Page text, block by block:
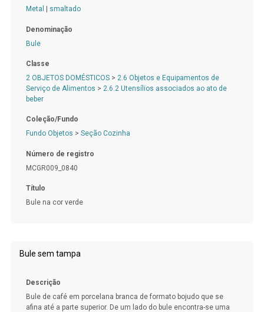
Metal
smaltado
Denominação
Bule
Classe
2 OBJETOS DOMÉSTICOS> 2.6 Objetos e Equipamentos de
Serviço de Alimentos > 2.6.2 Utensílios associados ao ato de
beber
Coleção/Fundo
Fundo Objetos > Seção Cozinha
Número de registro
MCGR009_0840
Título
Bule na cor verde
Bule sem tampa
Descrição
Bule de café em porcelana branca de formato bojudo que se
afina até a parte superior. De um lado do bule encontra-se uma